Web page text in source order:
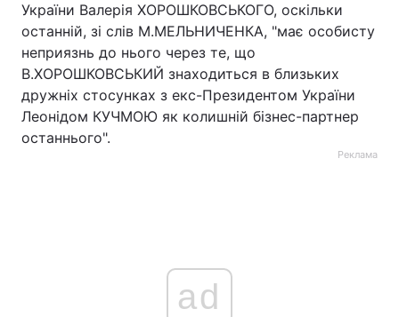
України Валерія ХОРОШКОВСЬКОГО, оскільки
останній, зі слів М.МЕЛЬНИЧЕНКА, "має особисту
неприязнь до нього через те, що
В.ХОРОШКОВСЬКИЙ знаходиться в близьких
дружніх стосунках з екс-Президентом України
Леонідом КУЧМОЮ як колишній бізнес-партнер
останнього".
Реклама
ad